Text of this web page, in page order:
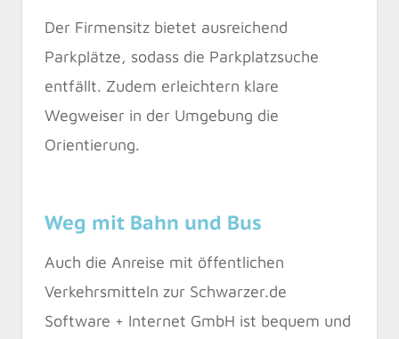
Der Firmensitz bietet ausreichend
Parkplätze, sodass die Parkplatzsuche
entfällt. Zudem erleichtern klare
Wegweiser in der Umgebung die
Orientierung.
Weg mit Bahn und Bus
Auch die Anreise mit öffentlichen
Verkehrsmitteln zur Schwarzer.de
Software + Internet GmbH ist bequem und